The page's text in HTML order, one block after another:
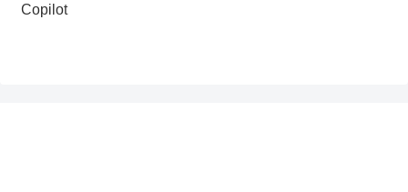
Copilot